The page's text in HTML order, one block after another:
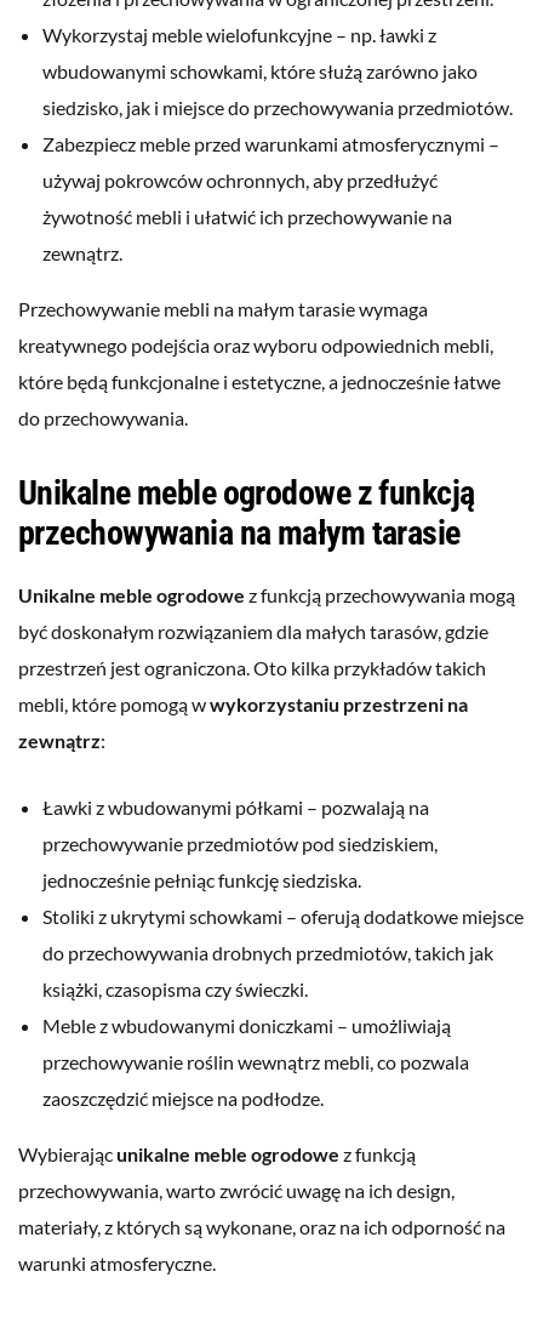
Wykorzystaj meble wielofunkcyjne – np. ławki z
wbudowanymi schowkami, które służą zarówno jako
siedzisko, jak i miejsce do przechowywania przedmiotów.
Zabezpiecz meble przed warunkami atmosferycznymi –
używaj pokrowców ochronnych, aby przedłużyć
żywotność mebli i ułatwić ich przechowywanie na
zewnątrz.
Przechowywanie mebli na małym tarasie wymaga
kreatywnego podejścia oraz wyboru odpowiednich mebli,
które będą funkcjonalne i estetyczne, a jednocześnie łatwe
do przechowywania.
Unikalne meble ogrodowe z funkcją
przechowywania na małym tarasie
Unikalne meble ogrodowe z funkcją przechowywania mogą
być doskonałym rozwiązaniem dla małych tarasów, gdzie
przestrzeń jest ograniczona. Oto kilka przykładów takich
mebli, które pomogą wwykorzystaniu przestrzeni na
zewnątrz:
Ławki z wbudowanymi półkami – pozwalają na
przechowywanie przedmiotów pod siedziskiem,
jednocześnie pełniąc funkcję siedziska.
Stoliki z ukrytymi schowkami – oferują dodatkowe miejsce
do przechowywania drobnych przedmiotów, takich jak
książki, czasopisma czy świeczki.
Meble z wbudowanymi doniczkami – umożliwiają
przechowywanie roślin wewnątrz mebli, co pozwala
zaoszczędzić miejsce na podłodze.
Wybierającunikalne meble ogrodowe z funkcją
przechowywania, warto zwrócić uwagę na ich design,
materiały, z których są wykonane, oraz na ich odporność na
warunki atmosferyczne.